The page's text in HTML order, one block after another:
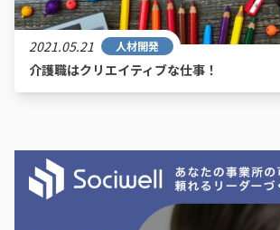
2021.05.21 人材開発
介護職はクリエイティブな仕事！